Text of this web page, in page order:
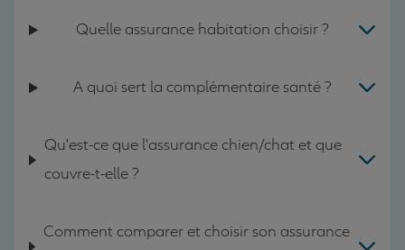
Quelle assurance habitation choisir ?
A quoi sert la complémentaire santé ?
Qu'est-ce que l'assurance chien/chat et que
couvre-t-elle ?
Comment comparer et choisir son assurance